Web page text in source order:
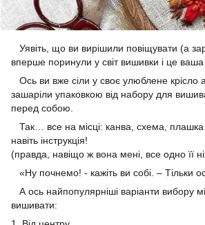
Уявіть, що ви вирішили повіщувати (а
вперше поринули у світ вишивки і це
Ось ви вже сіли у своє улюблене крісло
зашаріли упаковкою від набору для
перед собою.
Так… все на місці: канва, схема, плашка
навіть інструкція!
(правда, навіщо ж вона мені, все одно її
«Ну почнемо! - кажіть ви собі. – Тільки
А ось найпопулярніші варіанти вибору
вишивати: